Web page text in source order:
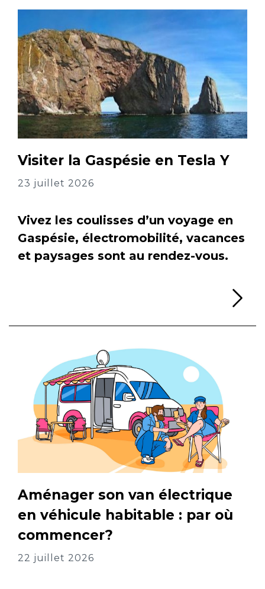
Visiter la Gaspésie en Tesla Y
23 juillet 2026
Vivez les coulisses d’un voyage en
Gaspésie, électromobilité, vacances
et paysages sont au rendez-vous.
Aménager son van électrique
en véhicule habitable : par où
commencer?
22 juillet 2026